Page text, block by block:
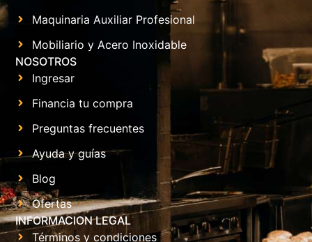
Maquinaria Auxiliar Profesional
Mobiliario y Acero Inoxidable
NOSOTROS
Ingresar
Financia tu compra
Preguntas frecuentes
Ayuda y guías
Blog
Ofertas
INFORMACION LEGAL
Términos y condiciones